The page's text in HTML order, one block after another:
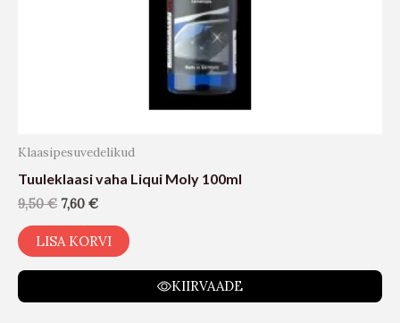
Klaasipesuvedelikud
Tuuleklaasi vaha Liqui Moly 100ml
9,50€ 7,60 €
LISA KORVI
KIIRVAADE